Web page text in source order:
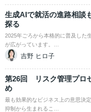
生成AIで就活の進路相談
探る
2025年ごろから本格的に普及した
が広がっています。…
吉野 ヒロ子
第26回 リスク管理プロ
め
最も効果的なビジネス上の意思決
抑制から生まれるこ…